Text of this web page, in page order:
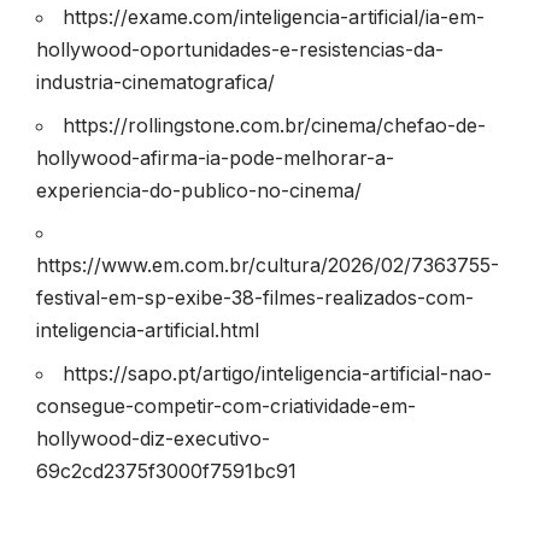
https://exame.com/inteligencia-artificial/ia-em-
hollywood-oportunidades-e-resistencias-da-
industria-cinematografica/
https://rollingstone.com.br/cinema/chefao-de-
hollywood-afirma-ia-pode-melhorar-a-
experiencia-do-publico-no-cinema/
https://www.em.com.br/cultura/2026/02/7363755-
festival-em-sp-exibe-38-filmes-realizados-com-
inteligencia-artificial.html
https://sapo.pt/artigo/inteligencia-artificial-nao-
consegue-competir-com-criatividade-em-
hollywood-diz-executivo-
69c2cd2375f3000f7591bc91